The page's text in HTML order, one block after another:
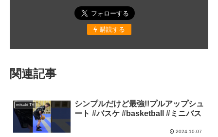
購読する
関連記事
mituaki TV
シンプルだけど最強!!プルアップシュ
ート #バスケ #basketball #ミニバス
2024.10.07